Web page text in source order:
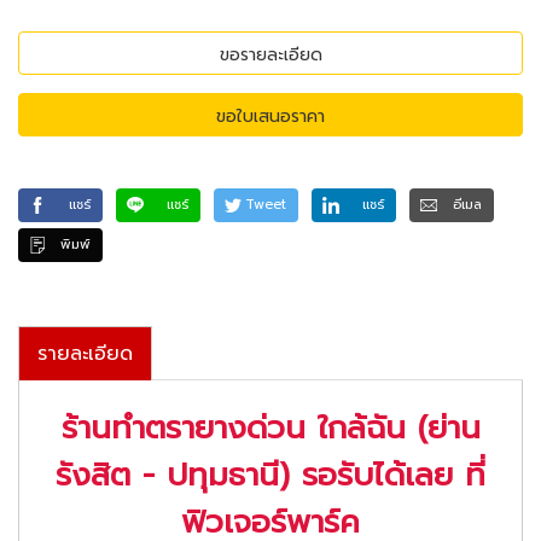
ขอรายละเอียด
ขอใบเสนอราคา
แชร์ แชร์ Tweet แชร์
อีเมล
พิมพ์
รายละเอียด
ร้านทำตรายางด่วน ใกล้ฉัน (ย่าน
รังสิต - ปทุมธานี) รอรับได้เลย ที่
ฟิวเจอร์พาร์ค